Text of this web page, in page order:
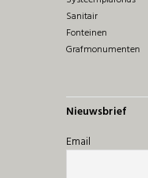
Sanitair
Fonteinen
Grafmonumenten
Nieuwsbrief
Email